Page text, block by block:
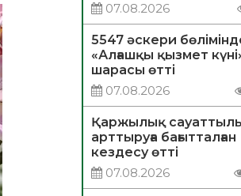
07.08.2026
5547 әскери
«Алғашқы қызмет
шарасы өтті
07.08.2026
Қаржылық
арттыруға бағытталған
кездесу өтті
07.08.2026